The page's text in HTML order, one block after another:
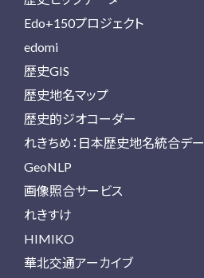
Edo+150プロジェクト
edomi
歴史GIS
歴史地名マップ
歴史的ジオコーダー
れきちめ：日本歴史地名統合デ
GeoNLP
画像照合サービス
れきすけ
HIMIKO
華北交通アーカイブ